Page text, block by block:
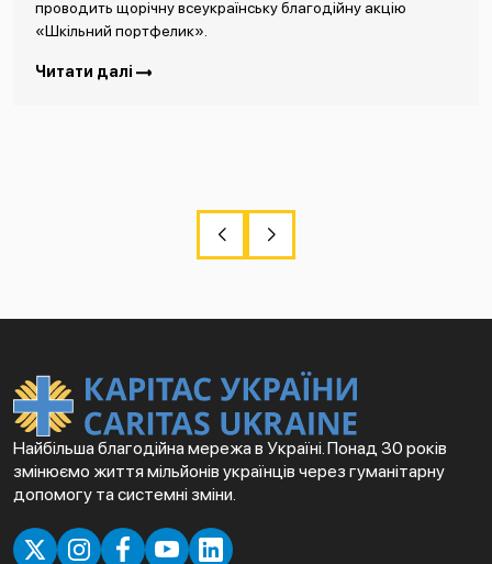
проводить щорічну всеукраїнську благодійну акцію
«Шкільний портфелик».
Читати далі
Найбільша благодійна мережа в Україні. Понад 30 років
змінюємо життя мільйонів українців через гуманітарну
допомогу та системні зміни.